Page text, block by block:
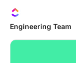
Engineering Team